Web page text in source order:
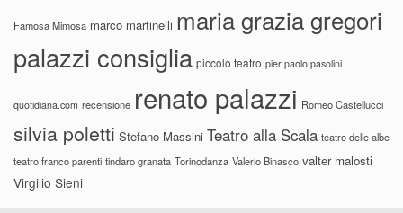
Famosa Mimosa marco martinelli maria grazia gregori
palazzi consiglia piccolo teatro pier paolo pasolini
quotidiana.com recensione renato palazzi Romeo Castellucci
silvia poletti Stefano Massini Teatro alla Scala teatro delle albe
teatro franco parenti tindaro granata Torinodanza Valerio Binasco valter malosti
Virgilio Sieni